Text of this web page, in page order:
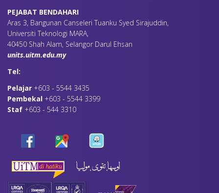
PEJABAT BENDAHARI
Aras 3, Bangunan Canseleri Tuanku Syed Sirajuddin,
Universiti Teknologi MARA,
40450 Shah Alam, Selangor Darul Ehsan
units.uitm.edu.my
Tel:
Pelajar +603 - 5544 3435
Pembekal +603 - 5544 3399
Staf +603 - 544 3310